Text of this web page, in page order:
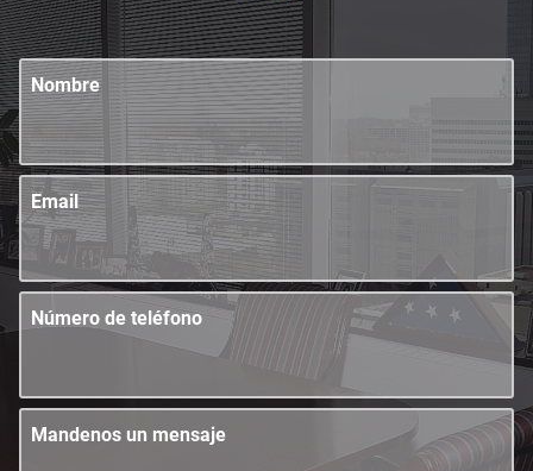
Nombre
Email
Número de teléfono
Mandenos un mensaje